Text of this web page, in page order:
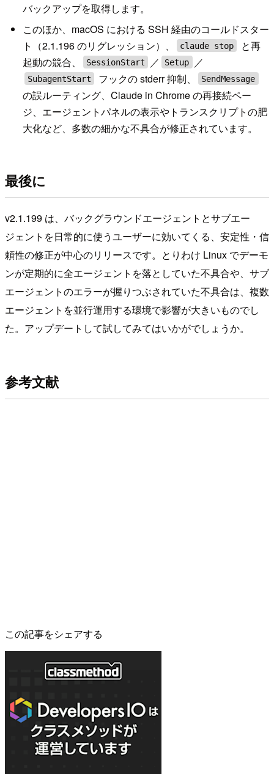
バックアップを取得します。
このほか、macOS における SSH 経由のコールドスター
ト（2.1.196 のリグレッション）、
claude stop
と再
起動の競合、
SessionStart ／ Setup ／
SubagentStart フックの stderr 抑制、 SendMessage
の誤ルーティング、Claude in Chrome の再接続ペー
ジ、エージェントパネルの表示やトランスクリプトの肥
大化など、多数の細かな不具合が修正されています。
最後に
v2.1.199 は、バックグラウンドエージェントとサブエー
ジェントを日常的に使うユーザーに効いてくる、安定性・信
頼性の修正が中心のリリースです。とりわけ Linux でデーモ
ンが定期的に全エージェントを落としていた不具合や、サブ
エージェントのエラーが握りつぶされていた不具合は、複数
エージェントを並行運用する環境で影響が大きいものでし
た。アップデートして試してみてはいかがでしょうか。
参考文献
この記事をシェアする